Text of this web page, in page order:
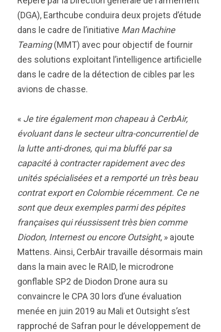
(DGA), Earthcube conduira deux projets d’étude
dans le cadre de l’initiative Man Machine
Teaming(MMT) avec pour objectif de fournir
des solutions exploitant l’intelligence artificielle
dans le cadre de la détection de cibles par les
avions de chasse.
« Je tire également mon chapeau à CerbAir,
évoluant dans le secteur ultra-concurrentiel de
la lutte anti-drones, qui ma bluffé par sa
capacité à contracter rapidement avec des
unités spécialisées et a remporté un très beau
contrat export en Colombie récemment. Ce ne
sont que deux exemples parmi des pépites
françaises qui réussissent très bien comme
Diodon, Internest ou encore Outsight, » ajoute
Mattens. Ainsi, CerbAir travaille désormais main
dans la main avec le RAID, le microdrone
gonflable SP2 de Diodon Drone aura su
convaincre le CPA 30 lors d’une évaluation
menée en juin 2019 au Mali et Outsight s’est
rapproché de Safran pour le développement de